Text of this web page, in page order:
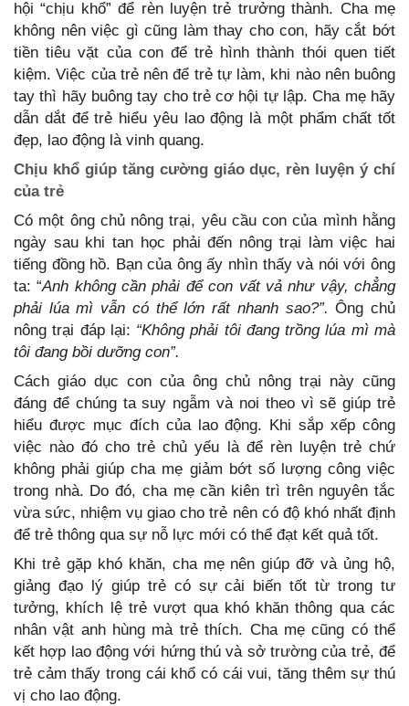
hội “chịu khổ” để rèn luyện trẻ trưởng thành. Cha mẹ
không nên việc gì cũng làm thay cho con, hãy cắt bớt
tiền tiêu vặt của con để trẻ hình thành thói quen tiết
kiệm. Việc của trẻ nên để trẻ tự làm, khi nào nên buông
tay thì hãy buông tay cho trẻ cơ hội tự lập. Cha mẹ hãy
dẫn dắt để trẻ hiểu yêu lao động là một phẩm chất tốt
đẹp, lao động là vinh quang.
Chịu khổ giúp tăng cường giáo dục, rèn luyện ý chí
của trẻ
Có một ông chủ nông trại, yêu cầu con của mình hằng
ngày sau khi tan học phải đến nông trại làm việc hai
tiếng đồng hồ. Bạn của ông ấy nhìn thấy và nói với ông
ta: “Anh không cần phải để con vất vả như vậy, chẳng
phải lúa mì vẫn có thể lớn rất nhanh sao?”. Ông chủ
nông trại đáp lại: “Không phải tôi đang trồng lúa mì mà
tôi đang bồi dưỡng con”.
Cách giáo dục con của ông chủ nông trại này cũng
đáng để chúng ta suy ngẫm và noi theo vì sẽ giúp trẻ
hiểu được mục đích của lao động. Khi sắp xếp công
việc nào đó cho trẻ chủ yếu là để rèn luyện trẻ chứ
không phải giúp cha mẹ giảm bớt số lượng công việc
trong nhà. Do đó, cha mẹ cần kiên trì trên nguyên tắc
vừa sức, nhiệm vụ giao cho trẻ nên có độ khó nhất định
để trẻ thông qua sự nỗ lực mới có thể đạt kết quả tốt.
Khi trẻ gặp khó khăn, cha mẹ nên giúp đỡ và ủng hộ,
giảng đạo lý giúp trẻ có sự cải biến tốt từ trong tư
tưởng, khích lệ trẻ vượt qua khó khăn thông qua các
nhân vật anh hùng mà trẻ thích. Cha mẹ cũng có thể
kết hợp lao động với hứng thú và sở trường của trẻ, để
trẻ cảm thấy trong cái khổ có cái vui, tăng thêm sự thú
vị cho lao động.